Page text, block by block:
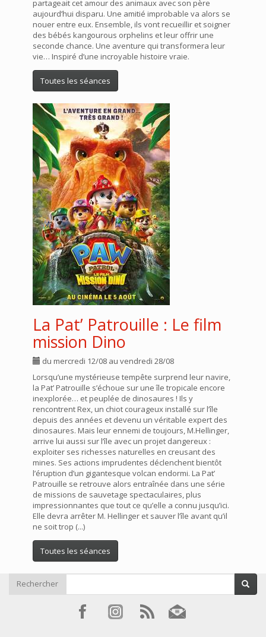
partageait cet amour des animaux avec son père
aujourd’hui disparu. Une amitié improbable va alors se
nouer entre eux. Ensemble, ils vont recueillir et soigner
des bébés kangourous orphelins et leur offrir une
seconde chance. Une aventure qui transformera leur
vie… Inspiré d’une incroyable histoire vraie.
Toutes les séances
La Pat’ Patrouille : Le film
mission Dino
du mercredi 12/08 au vendredi 28/08
Lorsqu’une mystérieuse tempête surprend leur navire,
la Pat’ Patrouille s’échoue sur une île tropicale encore
inexplorée… et peuplée de dinosaures ! Ils y
rencontrent Rex, un chiot courageux installé sur l’île
depuis des années et devenu un véritable expert des
dinosaures. Mais leur ennemi de toujours, M.Hellinger,
arrive lui aussi sur l’île avec un projet dangereux :
exploiter ses richesses naturelles en creusant des
mines. Ses actions imprudentes déclenchent bientôt
l’éruption d’un gigantesque volcan endormi. La Pat’
Patrouille se retrouve alors entraînée dans une série
de missions de sauvetage spectaculaires, plus
impressionnantes que tout ce qu’elle a connu jusqu’ici.
Elle devra arrêter M. Hellinger et sauver l’île avant qu’il
ne soit trop (...)
Toutes les séances
Rechercher